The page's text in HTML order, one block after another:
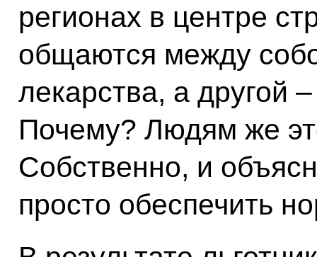
регионах в центре
общаются между
лекарства, а другой
Почему? Людям же
Собственно, и
просто обеспечить